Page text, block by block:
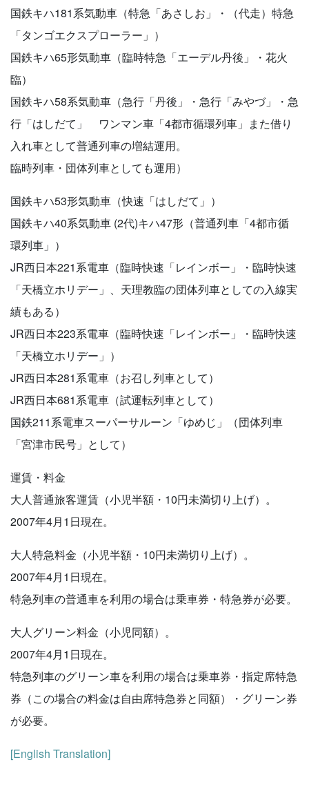
国鉄キハ181系気動車（特急「あさしお」・（代走）特急
「タンゴエクスプローラー」）
国鉄キハ65形気動車（臨時特急「エーデル丹後」・花火
臨）
国鉄キハ58系気動車（急行「丹後」・急行「みやづ」・急
行「はしだて」 ワンマン車「4都市循環列車」また借り
入れ車として普通列車の増結運用。
臨時列車・団体列車としても運用）
国鉄キハ53形気動車（快速「はしだて」）
国鉄キハ40系気動車 (2代)キハ47形（普通列車「4都市循
環列車」）
JR西日本221系電車（臨時快速「レインボー」・臨時快速
「天橋立ホリデー」、天理教臨の団体列車としての入線実
績もある）
JR西日本223系電車（臨時快速「レインボー」・臨時快速
「天橋立ホリデー」）
JR西日本281系電車（お召し列車として）
JR西日本681系電車（試運転列車として）
国鉄211系電車スーパーサルーン「ゆめじ」（団体列車
「宮津市民号」として）
運賃・料金
大人普通旅客運賃（小児半額・10円未満切り上げ）。
2007年4月1日現在。
大人特急料金（小児半額・10円未満切り上げ）。
2007年4月1日現在。
特急列車の普通車を利用の場合は乗車券・特急券が必要。
大人グリーン料金（小児同額）。
2007年4月1日現在。
特急列車のグリーン車を利用の場合は乗車券・指定席特急
券（この場合の料金は自由席特急券と同額）・グリーン券
が必要。
[English Translation]